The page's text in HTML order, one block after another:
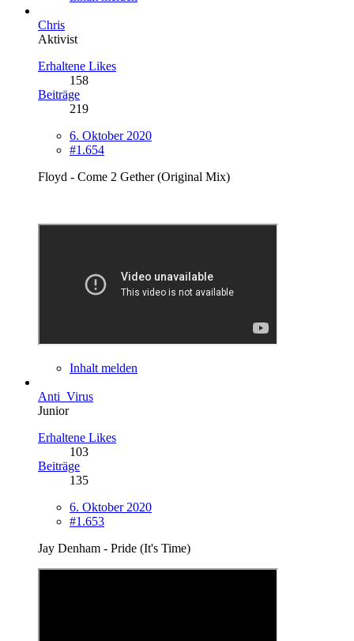
Chris
Aktivist
Erhaltene Likes
158
Beiträge
219
6. Oktober 2020
#1.654
Floyd - Come 2 Gether (Original Mix)
Inhalt melden
Anti_Virus
Junior
Erhaltene Likes
103
Beiträge
135
6. Oktober 2020
#1.653
Jay Denham - Pride (It's Time)